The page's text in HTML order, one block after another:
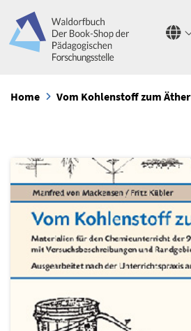
Home Vom Kohlenstoff zum Äther